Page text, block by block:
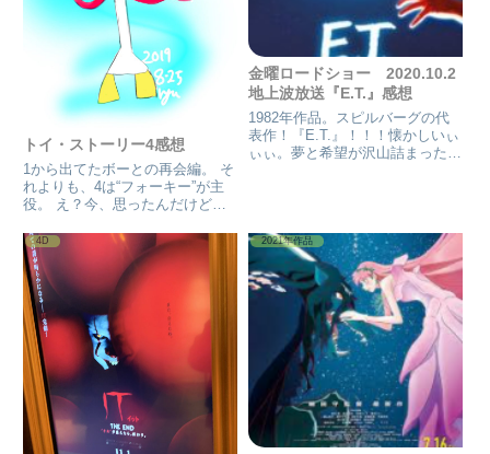
トイ・ストーリー4感想
1から出てたボーとの再会編。 そ
れよりも、4は“フォーキー”が主
役。 え？今、思ったんだけど…
れにしても‘フォーキー’はオモチ
ャではないが、そこに軸を置き、
話しを進めていこう。これは、例
えば、現世界のディズ...
金曜ロードショー 2020.10.2
地上波放送『E.T.』感想
1982年作品。スピルバーグの代
表作！『E.T.』！！！懐かしいぃ
ぃぃ。夢と希望が沢山詰まった
このETは怖い。見た目が怖...
4D 2021年作品